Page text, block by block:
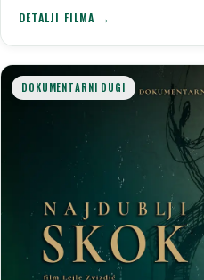
DETALJI FILMA →
DOKUMENTARNI DUGI